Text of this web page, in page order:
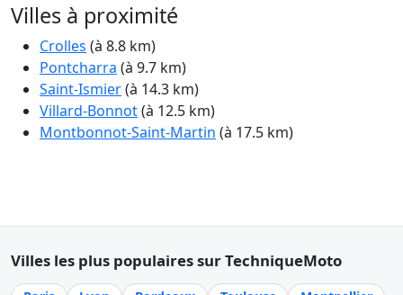
Villes à proximité
Crolles (à 8.8 km)
Pontcharra (à 9.7 km)
Saint-Ismier(à 14.3 km)
Villard-Bonnot(à 12.5 km)
Montbonnot-Saint-Martin (à 17.5 km)
Villes les plus populaires sur TechniqueMoto